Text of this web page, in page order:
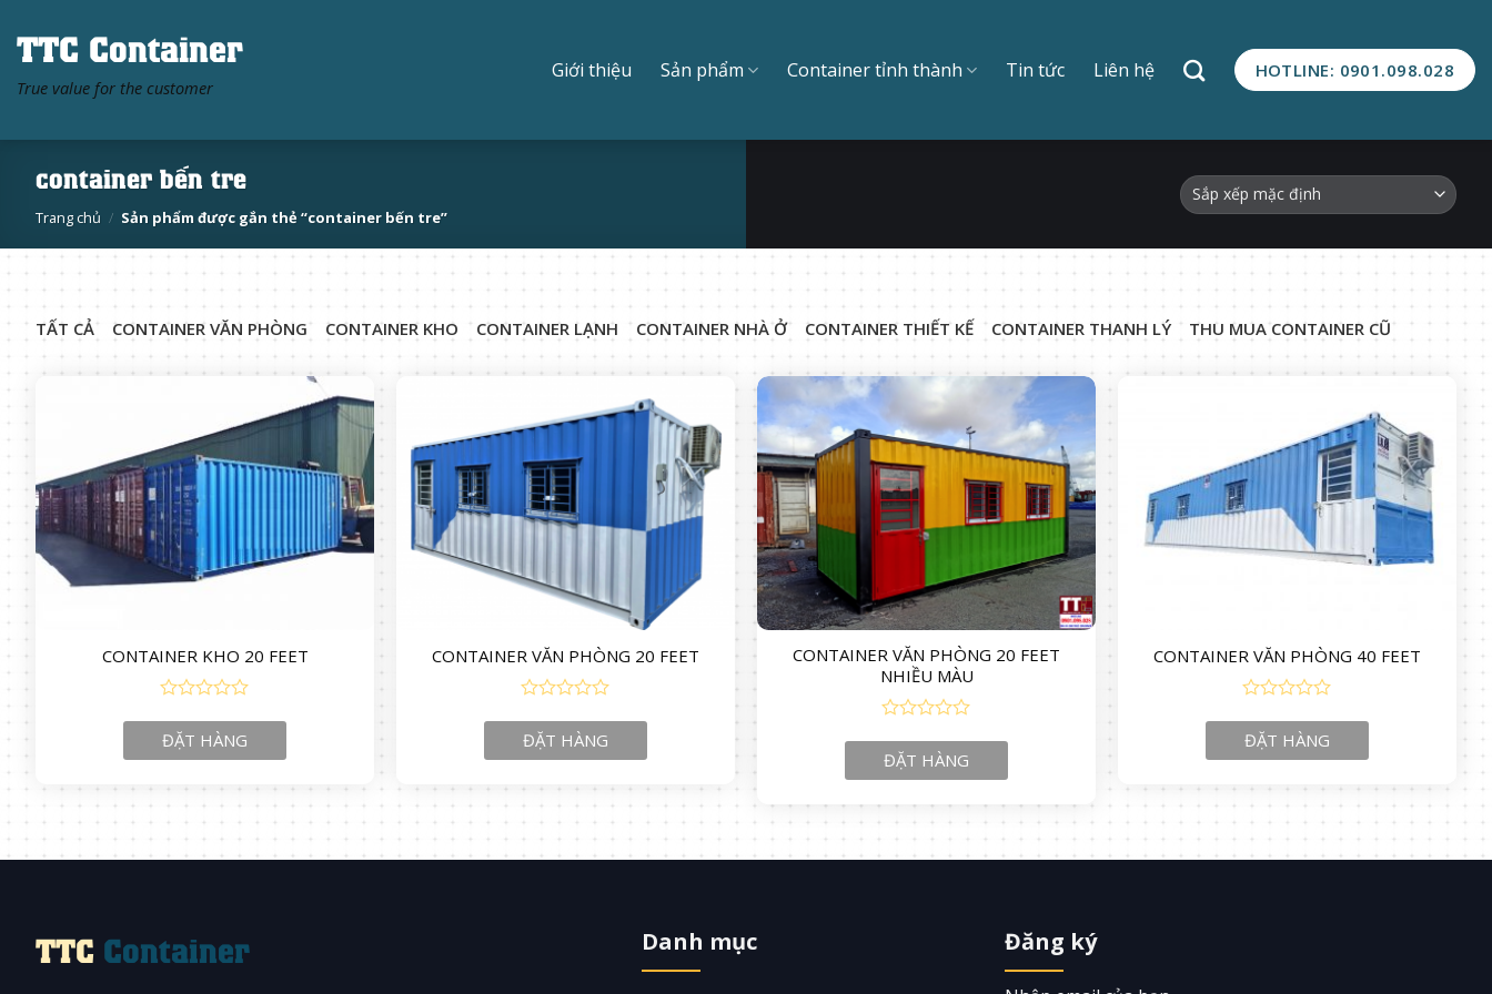
content
TTC Container
True value for the customer
Giới thiệu Sản phẩm Container tỉnh thành Tin tức Liên hệ HOTLINE: 0901.098.028
container bến tre
Trang chủ / Sản phẩm được gắn thẻ “container bến tre”
TẤT CẢ CONTAINER VĂN PHÒNG CONTAINER KHO CONTAINER LẠNH CONTAINER NHÀ Ở CONTAINER THIẾT KẾ CONTAINER THANH LÝ THU MUA CONTAINER CŨ
CONTAINER KHO 20 FEET
out
of
ĐẶT HÀNG
CONTAINER VĂN PHÒNG 20 FEET
out
of
ĐẶT HÀNG
CONTAINER VĂN PHÒNG 20 FEET
NHIỀU MÀU
out
of
ĐẶT HÀNG
CONTAINER VĂN PHÒNG 40 FEET
out
of
ĐẶT HÀNG
TTC Container Danh mục Đăng ký